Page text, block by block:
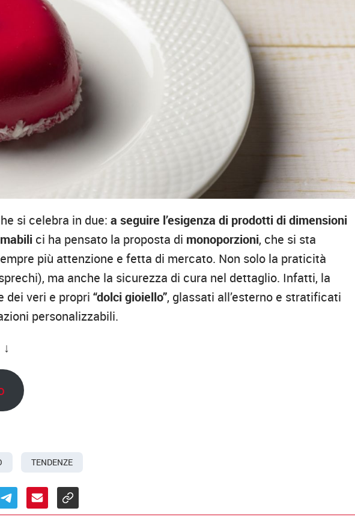
si celebra in due:a seguire l’esigenza di prodotti di dimensioni
ci ha pensato la proposta di monoporzioni, che si sta
più attenzione e fetta di mercato. Non solo la praticità
ma anche la sicurezza di cura nel dettaglio. Infatti, la
dei veri e propri“dolci gioiello”, glassati all’esterno e stratificati
personalizzabili.
TENDENZE